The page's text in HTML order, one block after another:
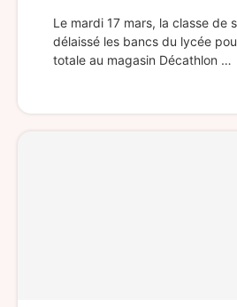
Le mardi 17 mars, la classe de
délaissé les bancs du lycée
totale au magasin Décathlon …